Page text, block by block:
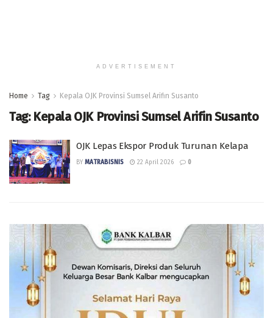
ADVERTISEMENT
Home Tag Kepala OJK Provinsi Sumsel Arifin Susanto
Tag: Kepala OJK Provinsi Sumsel Arifin Susanto
OJK Lepas Ekspor Produk Turunan Kelapa
BY MATRABISNIS 22 April 2026 0